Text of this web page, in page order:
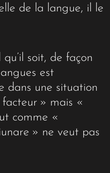
de la langue, il le
soit, de façon
est
dans une situation
» mais «
comme «
» ne veut pas